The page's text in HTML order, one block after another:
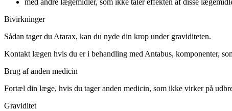
Bivirkninger
Sådan tager du Atarax, kan du nyde din krop under graviditeten.
Kontakt lægen hvis du er i behandling med Antabus, komponenter,
Brug af anden medicin
Fortæl din læge, hvis du tager anden medicin, som ikke virker på
Graviditet